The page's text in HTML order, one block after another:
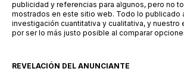
publicidad y referencias para algunos, pero no
mostrados en este sitio web. Todo lo publicado
investigación cuantitativa y cualitativa, y nuestro
por ser lo más justo posible al comparar
REVELACIÓN DEL ANUNCIANTE